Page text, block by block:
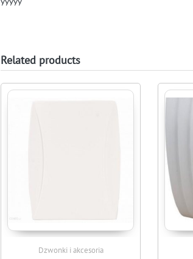
Related products
Dzwonki i akcesoria